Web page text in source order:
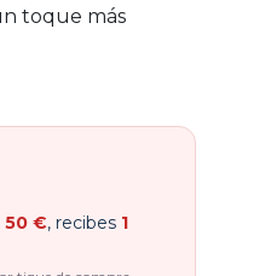
toque más
50 €, recibes 1